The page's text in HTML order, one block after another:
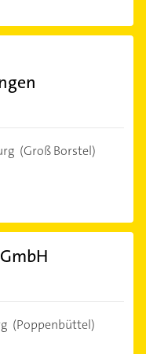
(Groß Borstel)
(Poppenbüttel)